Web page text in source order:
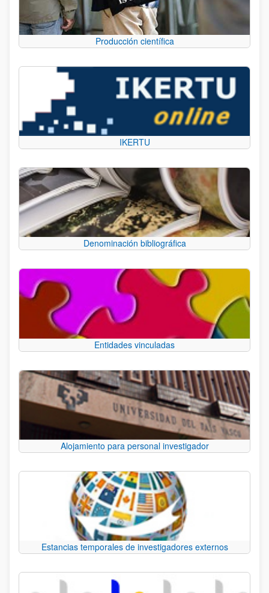
Producción científica
IKERTU
Denominación bibliográfica
Entidades vinculadas
Alojamiento para personal investigador
Estancias temporales de investigadores externos